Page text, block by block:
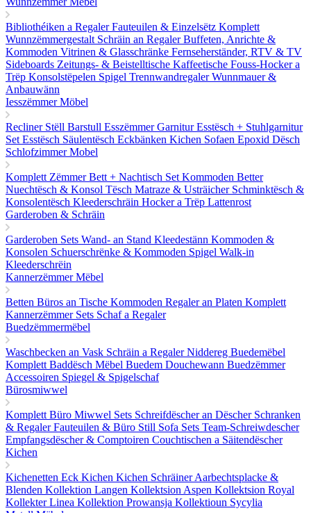
Bibliothéiken a RegalerFauteuilen & Einzelsëtz Komplett
Wunnzëmmergestalt Schräin an RegalerBuffeten, Anrichte &
Kommoden Vitrinen & Glasschränke Fernseherständer, RTV & TV
Sideboards Zeitungs- & Beistelltische Kaffeetische Fouss-Hocker a
Trëp Konsolstëpelen Spigel TrennwandregalerWunnmauer &
Anbauwänn
Iesszëmmer Möbel
Recliner Stëll Barstull Esszëmmer GarniturEsstësch + Stuhlgarnitur
Set Esstësch Säulentësch Eckbänken Kichen Sofaen Epoxid Dësch
Schlofzimmer Mobel
Komplett ZëmmerBett + Nachtisch Set Kommoden Better
Nuechtësch & Konsol Tësch Matraze & Usträicher Schminktësch &
Konsolentësch Kleederschräin Hocker a Trëp Lattenrost
Garderoben & Schräin
Garderoben Sets Wand- an Stand Kleedestänn Kommoden &
Konsolen Schuerschrënke & Kommoden Spigel Walk-in
Kleederschrëin
Kannerzëmmer Mëbel
Betten Büros an Tische Kommoden Regaler an Platen Komplett
Kannerzëmmer Sets Schaf a Regaler
Buedzëmmermëbel
Waschbecken an Vask Schräin a RegalerNiddereg Buedemëbel
Komplett Baddësch Mëbel Buedem Douchewann Buedzëmmer
Accessoiren Spiegel & Spigelschaf
Bürosmiwwel
Komplett Büro Miwwel Sets Schreifdëscher an Dëscher Schranken
& RegalerFauteuilen & Büro Still Sofa Sets Team-Schreiwdescher
Empfangsdëscher & Comptoiren Couchtischen a Säitendëscher
Kichen
Kichenetten Eck Kichen Kichen SchräinerAarbechtsplacke &
Blenden Kollektion Langen Kollektsion Aspen Kollektsion Royal
Kollekter Linea Kollektion Prowansja Kollektioun Sycylia